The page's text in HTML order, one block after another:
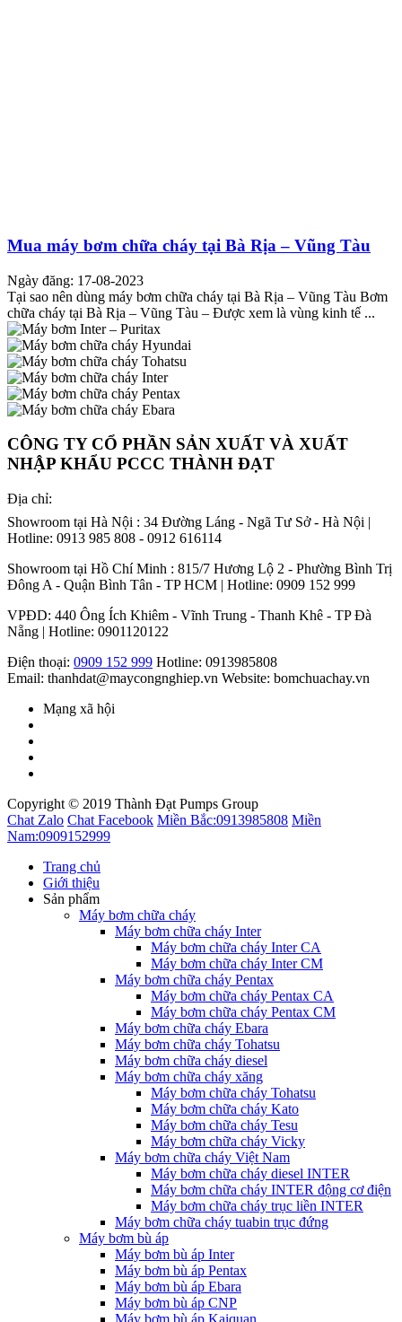
Mua máy bơm chữa cháy tại Bà Rịa – Vũng Tàu
Ngày đăng: 17-08-2023
Tại sao nên dùng máy bơm chữa cháy tại Bà Rịa – Vũng Tàu Bơm
chữa cháy tại Bà Rịa – Vũng Tàu – Được xem là vùng kinh tế ...
CÔNG TY CỔ PHẦN SẢN XUẤT VÀ XUẤT
NHẬP KHẨU PCCC THÀNH ĐẠT
Địa chỉ:
Showroom tại Hà Nội : 34 Đường Láng - Ngã Tư Sở - Hà Nội |
Hotline: 0913 985 808 - 0912 616114
Showroom tại Hồ Chí Minh : 815/7 Hương Lộ 2 - Phường Bình Trị
Đông A - Quận Bình Tân - TP HCM | Hotline: 0909 152 999
VPĐD: 440 Ông Ích Khiêm - Vĩnh Trung - Thanh Khê - TP Đà
Nẵng | Hotline: 0901120122
Điện thoại: 0909 152 999 Hotline: 0913985808
Email: thanhdat@maycongnghiep.vn Website: bomchuachay.vn
Mạng xã hội
Copyright © 2019 Thành Đạt Pumps Group
Chat Zalo Chat Facebook Miền Bắc:0913985808 Miền
Nam:0909152999
Trang chủ
Giới thiệu
Sản phẩm
Máy bơm chữa cháy
Máy bơm chữa cháy Inter
Máy bơm chữa cháy Inter CA
Máy bơm chữa cháy Inter CM
Máy bơm chữa cháy Pentax
Máy bơm chữa cháy Pentax CA
Máy bơm chữa cháy Pentax CM
Máy bơm chữa cháy Ebara
Máy bơm chữa cháy Tohatsu
Máy bơm chữa cháy diesel
Máy bơm chữa cháy xăng
Máy bơm chữa cháy Tohatsu
Máy bơm chữa cháy Kato
Máy bơm chữa cháy Tesu
Máy bơm chữa cháy Vicky
Máy bơm chữa cháy Việt Nam
Máy bơm chữa cháy diesel INTER
Máy bơm chữa cháy INTER động cơ điện
Máy bơm chữa cháy trục liền INTER
Máy bơm chữa cháy tuabin trục đứng
Máy bơm bù áp
Máy bơm bù áp Inter
Máy bơm bù áp Pentax
Máy bơm bù áp Ebara
Máy bơm bù áp CNP